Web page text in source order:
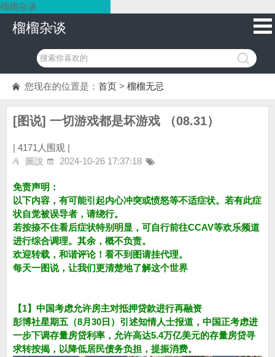
榴榴杂谈
榴榴杂谈
您现在的位置是： 首页 > 榴榴无忌
[图说] 一切游戏都是坏游戏 （08.31）
| 4171人围观 |
圖說
2024-10-26 17:37:18
免责声明：
以下内容，有可能引起内心冲突或愤怒等不适症状。若有此症
状自觉被误导者，请绕行。
若按捺不住看后症状特别明显，可自行前往CCAV等欢乐频道
进行综合调理。其余，概不负责。
欢迎转载，和谐评论！看不到图请挂代理。
每天一图说，让我们更清楚地了解这个世界
【1】中国考虑允许房主对抵押贷款进行再融资
彭博社星期五（8月30日）引述知情人士报道，中国正考虑进
一步下调存量房贷利率，允许高达5.4万亿美元的存量房贷寻
求转按揭，以降低居民债务负担，提振消费。